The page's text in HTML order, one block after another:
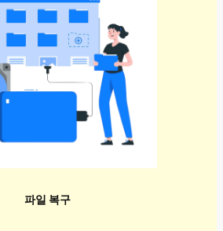
파일 복구